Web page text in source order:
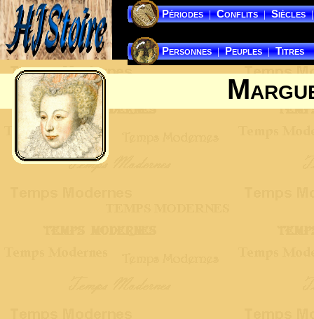
Périodes | Conflits | Siècles |
Personnes | Peuples | Titres